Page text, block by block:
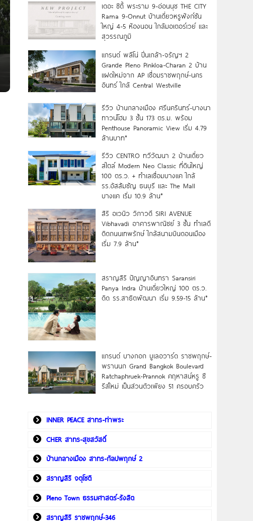
เดอะ ซิตี้ พระราม 9-อ่อนนุช THE CITY
Rama 9-Onnut บ้านเดี่ยวหรูฟังก์ชัน
ใหญ่ 4-5 ห้องนอน ใกล้มอเตอร์เวย์ และ
สุวรรณภูมิ
แกรนด์ พลีโน่ ปิ่นเกล้า-จรัญฯ 2
Grande Pleno Pinkloa-Charan 2 บ้าน
แฝดใหม่จาก AP เชื่อมราชพฤกษ์-นคร
อินทร์ ใกล้ Central Westville
รีวิว บ้านกลางเมือง ศรีนครินทร์-บางนา
ทาวน์โฮม 3 ชั้น 173 ตร.ม. พร้อม
Penthouse Panoramic View เริ่ม 4.79
ล้านบาท*
รีวิว CENTRO ทวีวัฒนา 2 บ้านเดี่ยว
สไตล์ Modern Neo Classic ที่ดินใหญ่
100 ตร.ว. + ทำเลเชื่อมบางแค ใกล้
รร.อัสสัมชัญ ธนบุรี และ The Mall
บางแค เริ่ม 10.9 ล้าน*
สิริ อเวนิว วิภาวดี SIRI AVENUE
Vibhavadi อาคารพาณิชย์ 3 ชั้น ทำเลดี
ติดถนนเทพรักษ์ ใกล้สนามบินดอนเมือง
เริ่ม 7.9 ล้าน*
สราญสิริ ปัญญาอินทรา Saransiri
Panya Indra บ้านเดี่ยวใหญ่ 100 ตร.ว.
ดิด รร.สาธิตพัฒนา เริ่ม 9.59-15 ล้าน*
แกรนด์ บางกอก บูเลอวาร์ด ราชพฤกษ์-
พรานนก Grand Bangkok Boulevard
Ratchaphruek-Prannok คฤหาสน์หรู ซี
รีส์ใหม่ เป็นส่วนตัวเพียง 51 ครอบครัว
INNER PEACE สาทร-ท่าพระ
CHER สาทร-สุขสวัสดิ์
บ้านกลางเมือง สาทร-กัลปพฤกษ์ 2
สราญสิริ จตุโชติ
Pleno Town ธรรมศาสตร์-รังสิต
สราญสิริ ราชพฤกษ์-346